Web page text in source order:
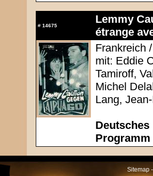
# 14675
Lemmy
étrange
Frankreich
mit: Eddie
Tamiroff,
Michel
Lang,
Programm
Sitemap